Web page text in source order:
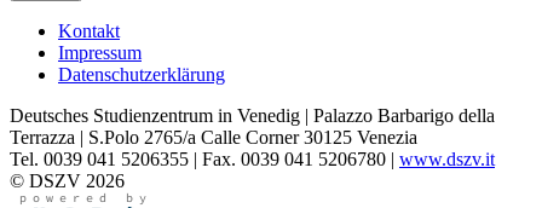
Kontakt
Impressum
Datenschutzerklärung
Deutsches Studienzentrum in Venedig | Palazzo Barbarigo della
Terrazza | S.Polo 2765/a Calle Corner 30125 Venezia
Tel. 0039 041 5206355 | Fax. 0039 041 5206780 | www.dszv.it
© DSZV 2026